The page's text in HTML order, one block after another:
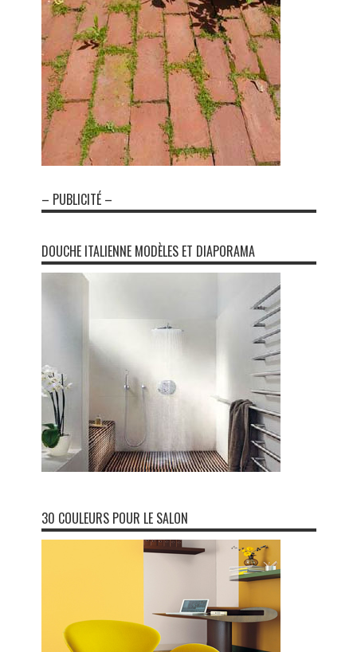
– PUBLICITÉ –
DOUCHE ITALIENNE MODÈLES ET DIAPORAMA
30 COULEURS POUR LE SALON